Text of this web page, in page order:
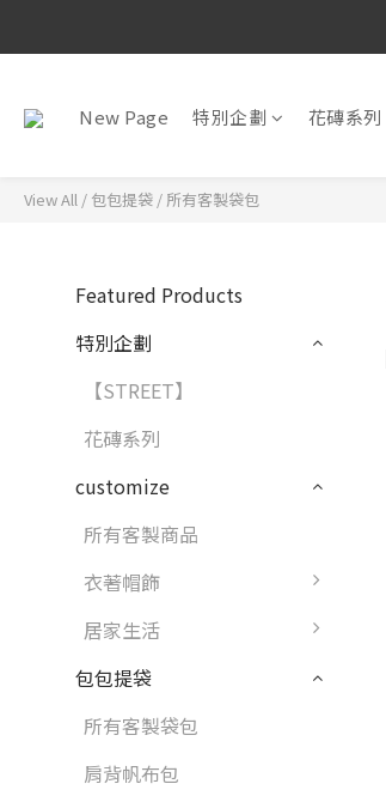
New Page 特別企劃 花磚系列
View All / 包包提袋 / 所有客製袋包
Featured Products
特別企劃
【STREET】
花磚系列
customize
所有客製商品
衣著帽飾
居家生活
包包提袋
所有客製袋包
肩背帆布包